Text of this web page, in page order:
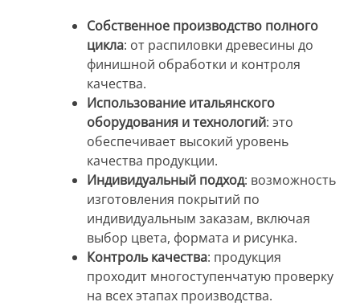
Собственное производство полного
цикла: от распиловки древесины до
финишной обработки и контроля
качества.
Использование итальянского
оборудования и технологий: это
обеспечивает высокий уровень
качества продукции.
Индивидуальный подход: возможность
изготовления покрытий по
индивидуальным заказам, включая
выбор цвета, формата и рисунка.
Контроль качества: продукция
проходит многоступенчатую проверку
на всех этапах производства.